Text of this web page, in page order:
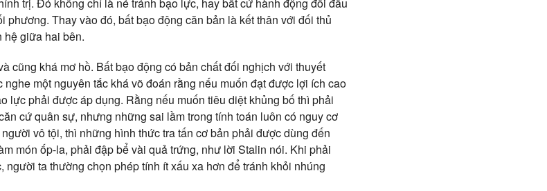
phương. Thay vào đó, bất bạo động căn bản là kết thân với đối thủ
hệ giữa hai bên.
cũng khá mơ hồ. Bất bạo động có bản chất đối nghịch với thuyết
một nguyên tắc khá võ đoán rằng nếu muốn đạt được lợi ích cao
lực phải được áp dụng. Rằng nếu muốn tiêu diệt khủng bố thì phải
cứ quân sự, nhưng những sai lầm trong tính toán luôn có nguy cơ
vô tội, thì những hình thức tra tấn cơ bản phải được dùng đến
món ốp-la, phải đập bể vài quả trứng, như lời Stalin nói. Khi phải
người ta thường chọn phép tính ít xấu xa hơn để tránh khỏi nhúng